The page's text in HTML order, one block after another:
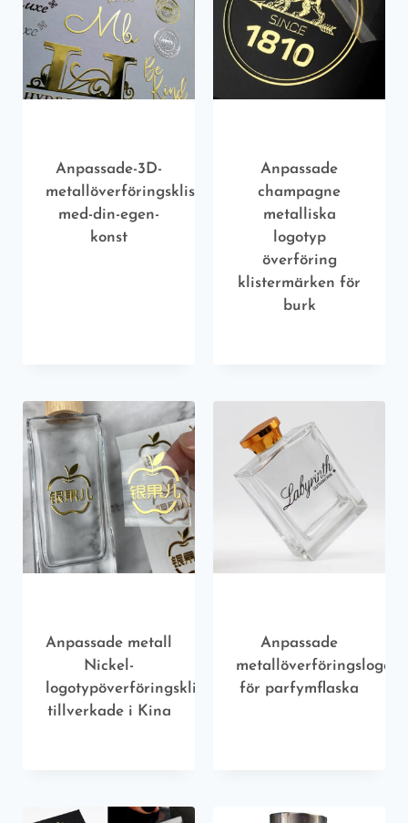
Anpassade-3D-
metallöverföringsklistermärken-
med-din-egen-
konst
Anpassade
champagne
metalliska
logotyp
överföring
klistermärken för
burk
Anpassade metall
Nickel-
logotypöverföringsklistermärken
tillverkade i Kina
Anpassade
för parfymflaska